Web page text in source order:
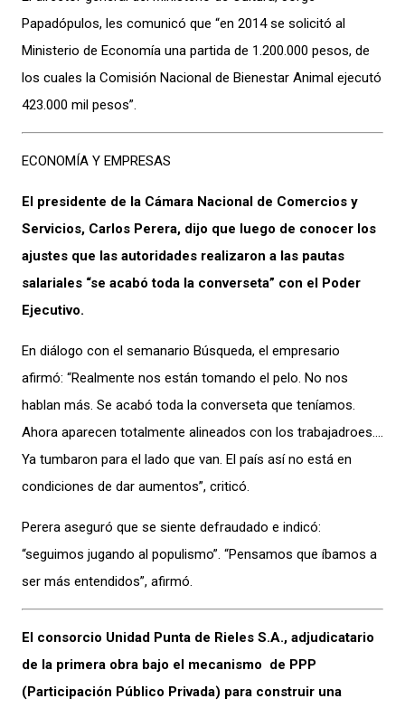
Papadópulos, les comunicó que “en 2014 se solicitó al
Ministerio de Economía una partida de 1.200.000 pesos, de
los cuales la Comisión Nacional de Bienestar Animal ejecutó
423.000 mil pesos”.
ECONOMÍA Y EMPRESAS
El presidente de la Cámara Nacional de Comercios y
Servicios, Carlos Perera, dijo que luego de conocer los
ajustes que las autoridades realizaron a las pautas
salariales “se acabó toda la converseta” con el Poder
Ejecutivo.
En diálogo con el semanario Búsqueda, el empresario
afirmó: “Realmente nos están tomando el pelo. No nos
hablan más. Se acabó toda la converseta que teníamos.
Ahora aparecen totalmente alineados con los trabajadroes….
Ya tumbaron para el lado que van. El país así no está en
condiciones de dar aumentos”, criticó.
Perera aseguró que se siente defraudado e indicó:
“seguimos jugando al populismo”. “Pensamos que íbamos a
ser más entendidos”, afirmó.
El consorcio Unidad Punta de Rieles S.A., adjudicatario
de la primera obra bajo el mecanismo de PPP
(Participación Público Privada) para construir una